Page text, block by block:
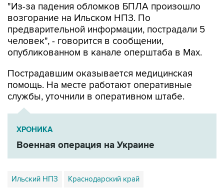
"Из-за падения обломков БПЛА произошло
возгорание на Ильском НПЗ. По
предварительной информации, пострадали 5
человек", - говорится в сообщении,
опубликованном в канале оперштаба в Max.
Пострадавшим оказывается медицинская
помощь. На месте работают оперативные
службы, уточнили в оперативном штабе.
ХРОНИКА
Военная операция на Украине
Ильский НПЗ Краснодарский край